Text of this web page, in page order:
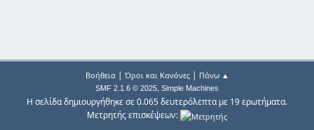
Βοήθεια| Όροι και Κανόνες| Πάνω ▲
SMF 2.1.6 © 2025, Simple Machines
Η σελίδα δημιουργήθηκε σε 0.065 δευτερόλεπτα με 19 ερωτήματα.
Μετρητής επισκέψεων: